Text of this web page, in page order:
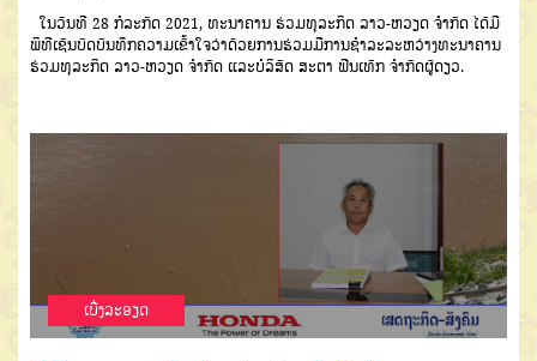
ໃນວັນທີ 28 ກໍລະກົດ 2021, ທະນາຄານ ຮ່ວມທຸລະກິດ ລາວ-ຫວຽດ ຈໍາກັດ ໄດ້ມີ
ພິທີເຊັນບົດບັນທຶກຄວາມເຂົ້າໃຈວ່າດ້ວຍການຮ່ວມມືການຊຳລະລະຫວ່າງທະນາຄານ
ຮ່ວມທຸລະກິດ ລາວ-ຫວຽດ ຈໍາກັດ ແລະບໍລິສັດ ສະຕາ ຟີນເທັກ ຈຳກັດຜູ້ດຽວ.
ເບີ່ງລະອຽດ